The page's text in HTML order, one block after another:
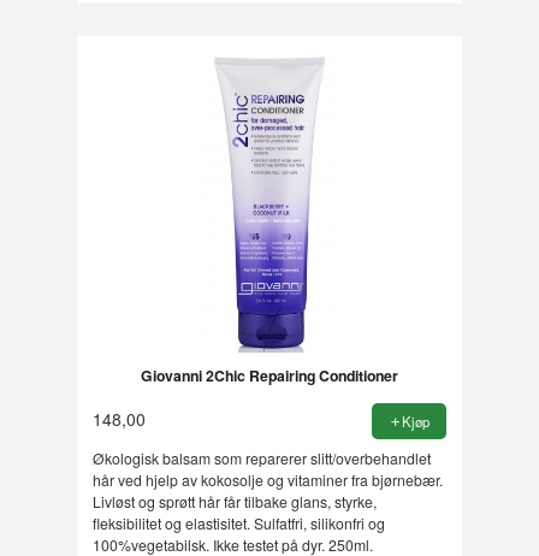
Giovanni 2Chic Repairing Conditioner
148,00 Kjøp
Økologisk balsam som reparerer slitt/overbehandlet
hår ved hjelp av kokosolje og vitaminer fra bjørnebær.
Livløst og sprøtt hår får tilbake glans, styrke,
fleksibilitet og elastisitet. Sulfatfri, silikonfri og
100%vegetabilsk. Ikke testet på dyr. 250ml.